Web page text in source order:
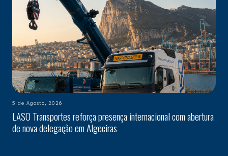
5 de Agosto, 2026
LASO Transportes reforça presença internacional com abertura
de nova delegação em Algeciras